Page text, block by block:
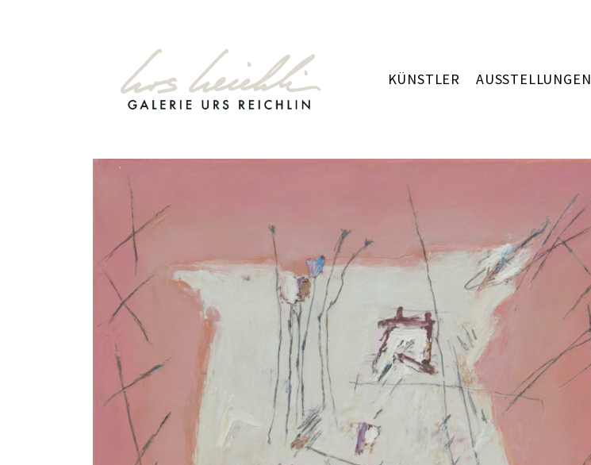
KÜNSTLER AUSSTELLUNGEN